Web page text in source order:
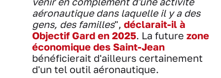
aéronautique dans laquelle il y a des
gens, des familles", déclarait-il à
Objectif Gard en 2025. La future zone
économique des Saint-Jean
bénéficierait d'ailleurs certainement
d'un tel outil aéronautique.